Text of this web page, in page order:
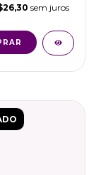
sem juros